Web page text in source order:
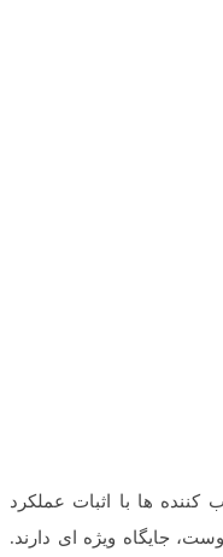
ها با اثبات عملکرد
جایگاه ویژه ای دارند.